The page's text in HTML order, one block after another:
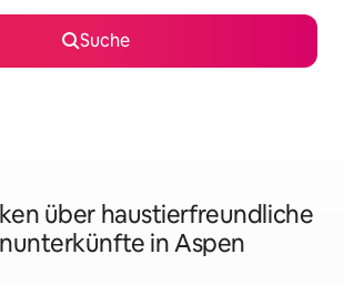
Suche
über haustierfreundliche
in Aspen